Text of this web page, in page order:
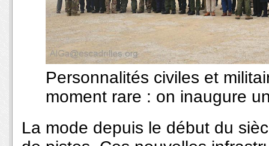
Personnalités civiles et
moment rare : on inaugure
La mode depuis le début du